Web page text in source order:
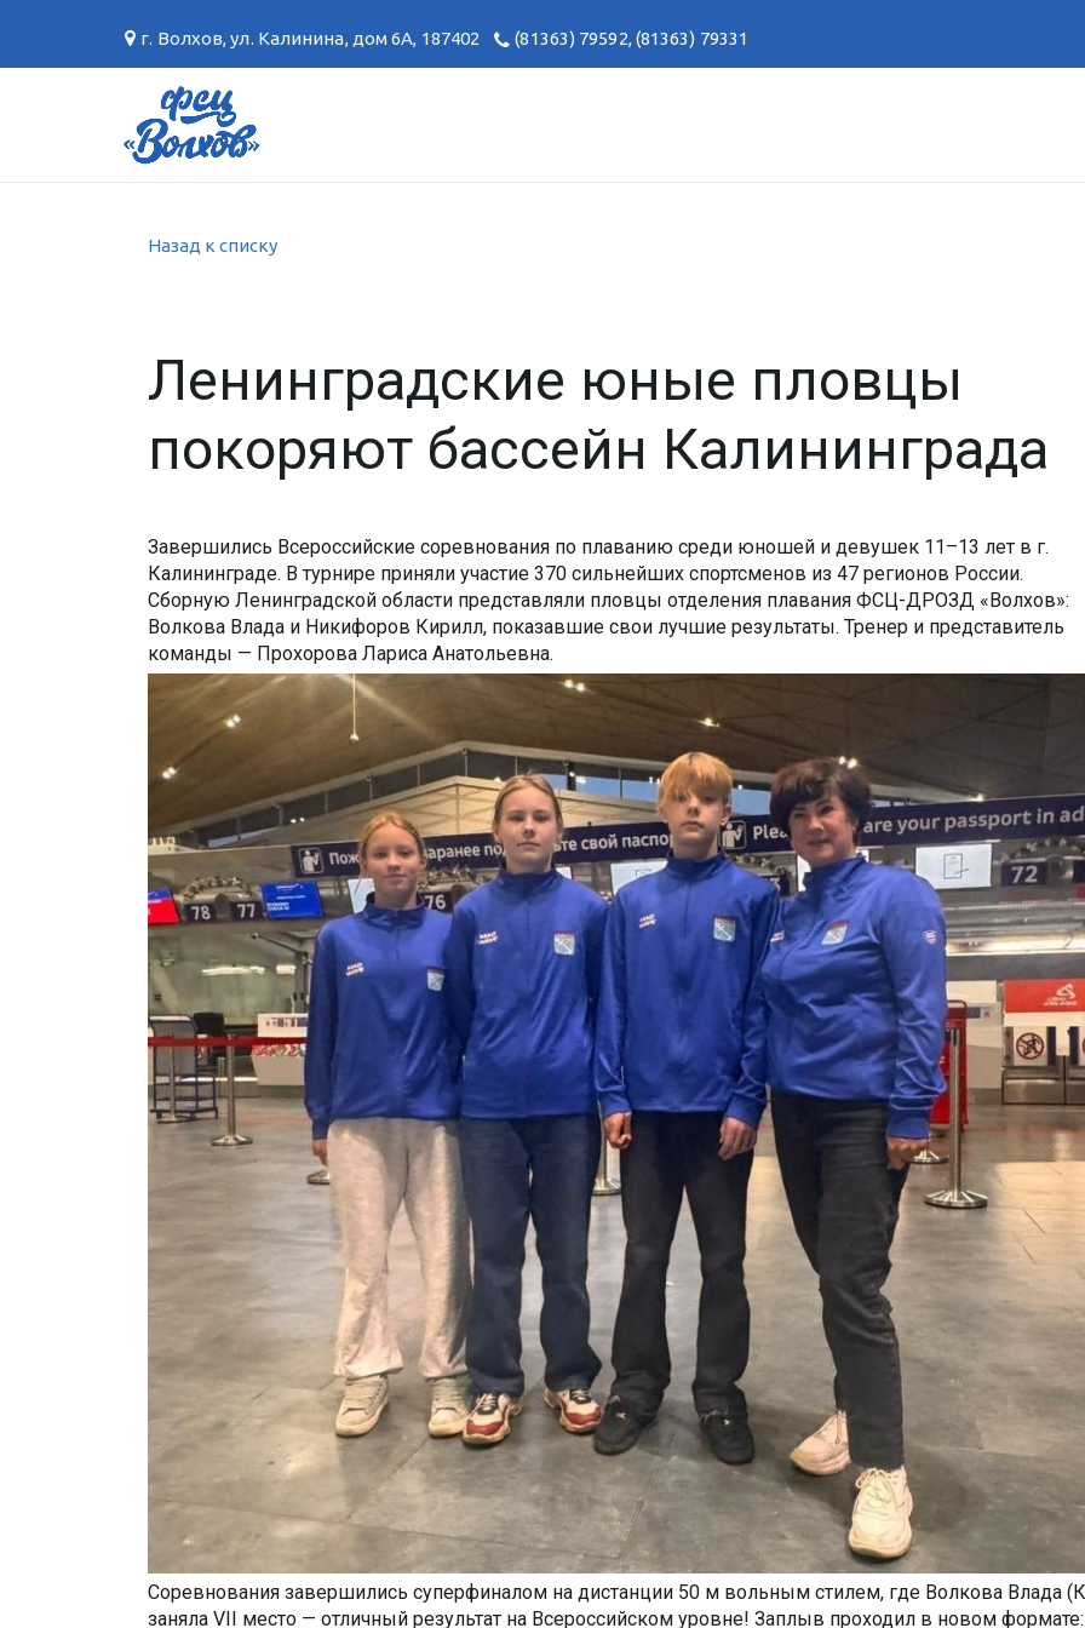
г. Волхов,ул. Калинина, дом 6А, 187402 (81363) 79592,(81363) 79331
Назад к списку
Ленинградские юные пловцы
покоряют бассейн Калининграда
Завершились Всероссийские соревнования по плаванию среди юношей и девушек 11–13 лет в г.
Калининграде. В турнире приняли участие 370 сильнейших спортсменов из 47 регионов России.
Сборную Ленинградской области представляли пловцы отделения плавания ФСЦ-ДРОЗД «Волхов»:
Волкова Влада и Никифоров Кирилл, показавшие свои лучшие результаты. Тренер и представитель
команды — Прохорова Лариса Анатольевна.
Соревнования завершились суперфиналом на дистанции 50 м вольным стилем, где Волкова Влада
заняла VII место — отличный результат на Всероссийском уровне! Заплыв проходил в новом формате: